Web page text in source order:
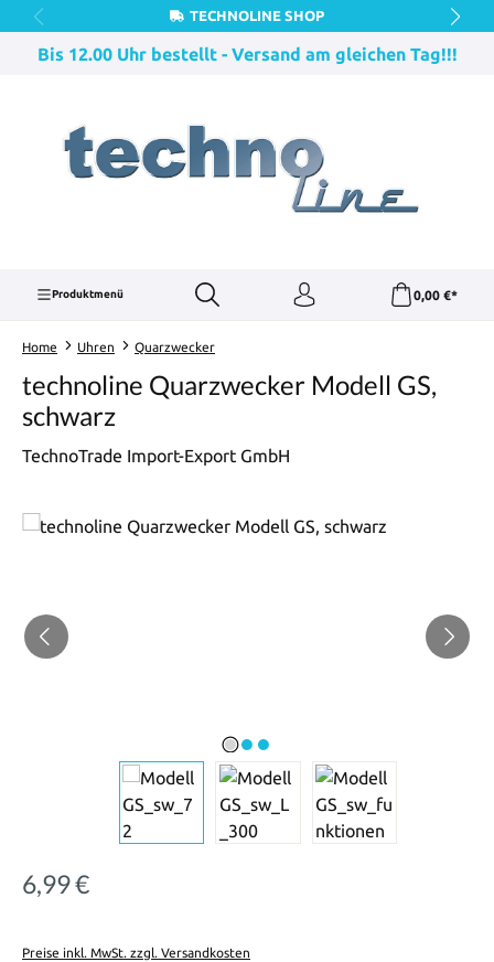
Zum Hauptinhalt springenTECHNOLINE SHOP
Bis 12.00 Uhr bestellt - Versand am gleichen Tag!!!
Produktmenü 0,00 €*
Home Uhren Quarzwecker
technoline Quarzwecker Modell GS,
schwarz
TechnoTrade Import-Export GmbH
Regulärer Preis:
6,99 €
Preise inkl. MwSt. zzgl. Versandkosten